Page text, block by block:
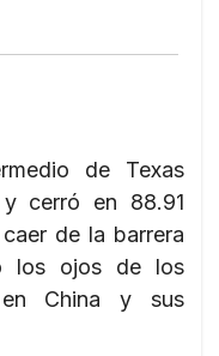
de Texas
cerró en 88.91
de la barrera
los ojos de los
en China y sus